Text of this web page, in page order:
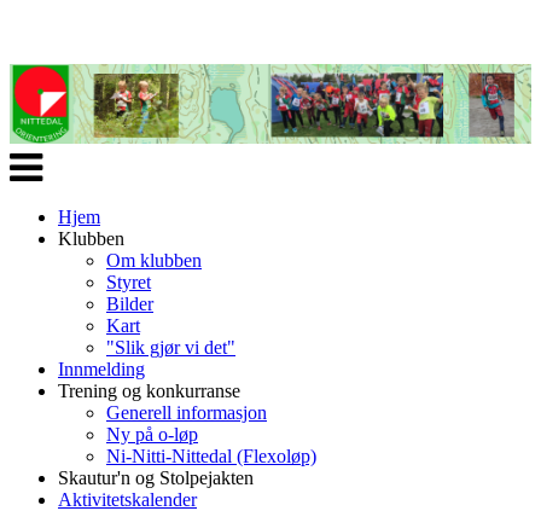
Veksle
navigasjon
Hjem
Klubben
Om klubben
Styret
Bilder
Kart
"Slik gjør vi det"
Innmelding
Trening og konkurranse
Generell informasjon
Ny på o-løp
Ni-Nitti-Nittedal (Flexoløp)
Skautur'n og Stolpejakten
Aktivitetskalender